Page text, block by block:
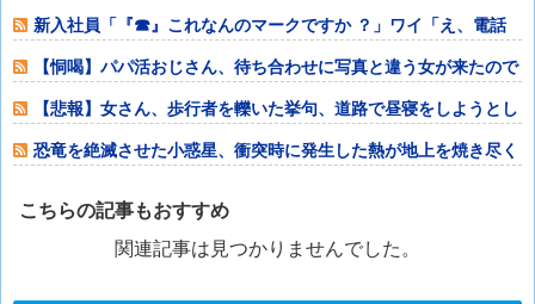
ジでダメ！」
新入社員「『☎︎』これなんのマークですか ？」ワイ「え、電話
でしょ」
【恫喝】パパ活おじさん、待ち合わせに写真と違う女が来たので
逃げようとする
【悲報】女さん、歩行者を轢いた挙句、道路で昼寝をしようとし
てしまうwww
恐竜を絶滅させた小惑星、衝突時に発生した熱が地上を焼き尽く
こちらの記事もおすすめ
関連記事は見つかりませんでした。